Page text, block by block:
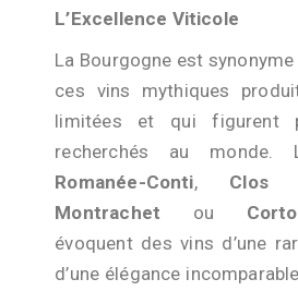
L’Excellence Viticole
La Bourgogne est synonyme
ces vins mythiques
limitées et qui figurent
recherchés au
Romanée-Conti, Clos
Montrachet ou
évoquent des vins d’une
d’une élégance